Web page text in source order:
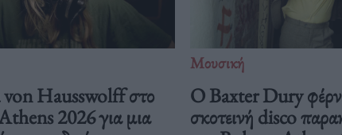
Hausswolff στο
2026 για μια
Μουσική
Ο Baxter Dury
σκοτεινή disco